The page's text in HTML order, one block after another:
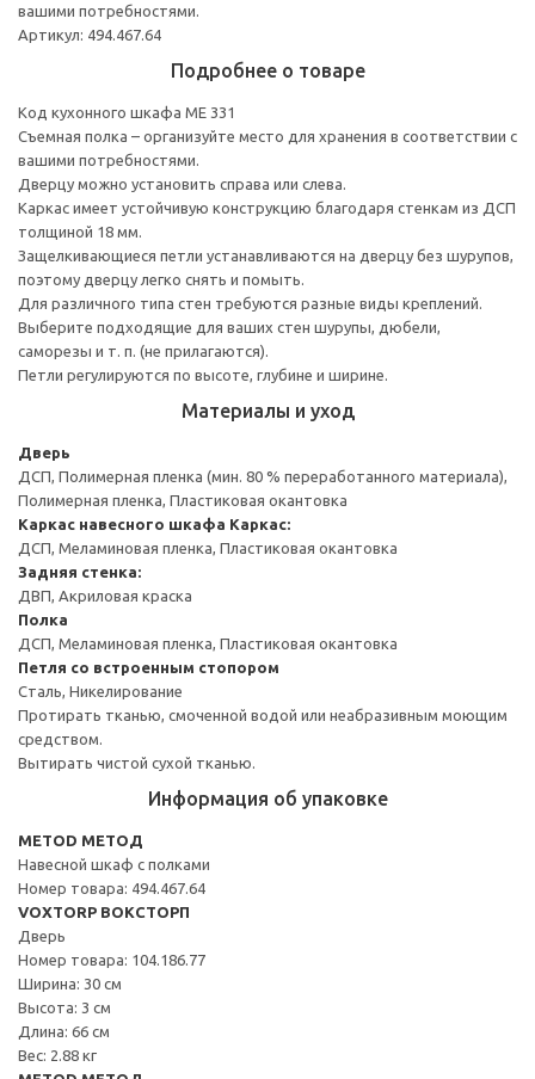
вашими потребностями.
Артикул: 494.467.64
Подробнее о товаре
Код кухонного шкафа ME 331
Съемная полка – организуйте место для хранения в соответствии с
вашими потребностями.
Дверцу можно установить справа или слева.
Каркас имеет устойчивую конструкцию благодаря стенкам из ДСП
толщиной 18 мм.
Защелкивающиеся петли устанавливаются на дверцу без шурупов,
поэтому дверцу легко снять и помыть.
Для различного типа стен требуются разные виды креплений.
Выберите подходящие для ваших стен шурупы, дюбели,
саморезы и т. п. (не прилагаются).
Петли регулируются по высоте, глубине и ширине.
Материалы и уход
Дверь
ДСП, Полимерная пленка (мин. 80 % переработанного материала),
Полимерная пленка, Пластиковая окантовка
Каркас навесного шкафа Каркас:
ДСП, Меламиновая пленка, Пластиковая окантовка
Задняя стенка:
ДВП, Акриловая краска
Полка
ДСП, Меламиновая пленка, Пластиковая окантовка
Петля со встроенным стопором
Сталь, Никелирование
Протирать тканью, смоченной водой или неабразивным моющим
средством.
Вытирать чистой сухой тканью.
Информация об упаковке
METOD МЕТОД
Навесной шкаф с полками
Номер товара: 494.467.64
VOXTORP ВОКСТОРП
Дверь
Номер товара: 104.186.77
Ширина: 30 см
Высота: 3 см
Длина: 66 см
Вес: 2.88 кг